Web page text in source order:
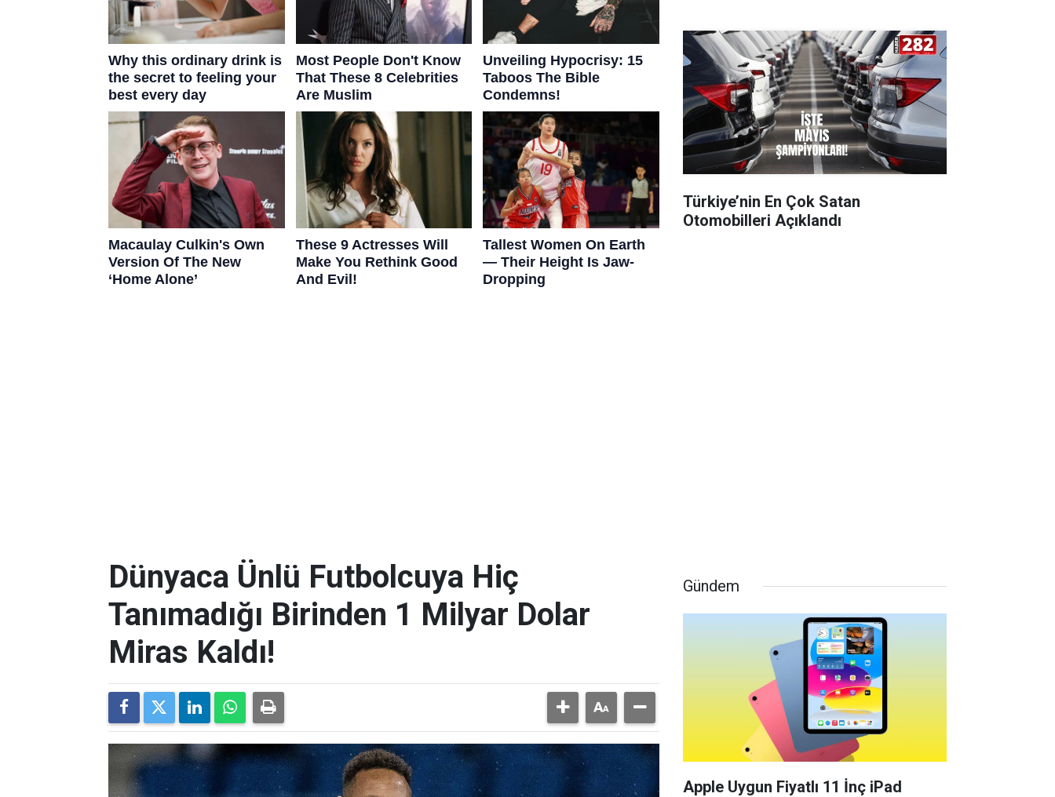
Türkiye’nin En Çok Satan
Otomobilleri Açıklandı
Dünyaca Ünlü Futbolcuya Hiç
Tanımadığı Birinden 1 Milyar Dolar
Miras Kaldı!
Gündem
Apple Uygun Fiyatlı 11 İnç iPad